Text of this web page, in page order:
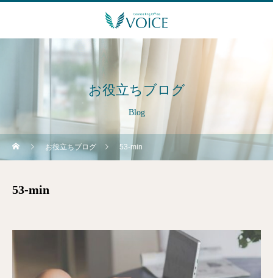
お役立ちブログ
Blog
お役立ちブログ 53-min
53-min